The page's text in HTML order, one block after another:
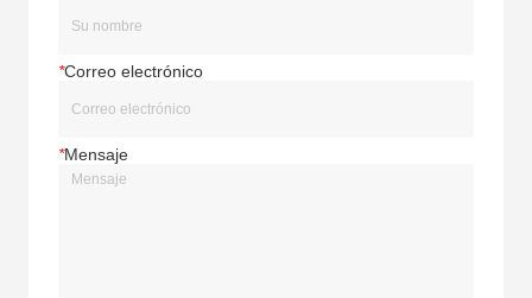
*Correo electrónico
*Mensaje